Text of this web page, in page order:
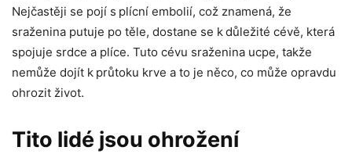
Nejčastěji se pojí s plícní embolií, což znamená, že
sraženina putuje po těle, dostane se k důležité cévě, která
spojuje srdce a plíce. Tuto cévu sraženina ucpe, takže
nemůže dojít k průtoku krve a to je něco, co může opravdu
ohrozit život.
Tito lidé jsou ohrožení